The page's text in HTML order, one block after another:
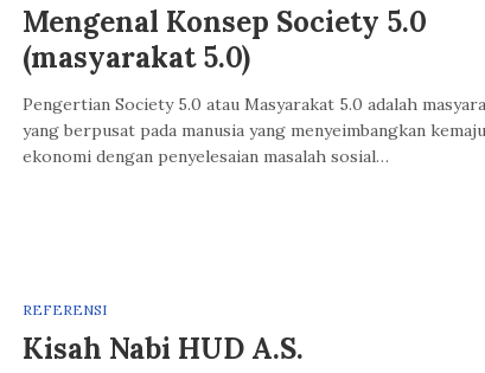
Mengenal Konsep Society 5.0
(masyarakat 5.0)
Pengertian Society 5.0 atau Masyarakat 5.0 adalah
yang berpusat pada manusia yang menyeimbangkan
ekonomi dengan penyelesaian masalah sosial…
REFERENSI
Kisah Nabi HUD A.S.